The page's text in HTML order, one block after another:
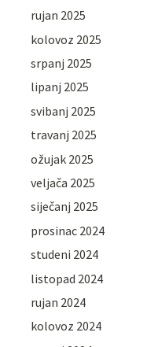
rujan 2025
kolovoz 2025
srpanj 2025
lipanj 2025
svibanj 2025
travanj 2025
ožujak 2025
veljača 2025
siječanj 2025
prosinac 2024
studeni 2024
listopad 2024
rujan 2024
kolovoz 2024